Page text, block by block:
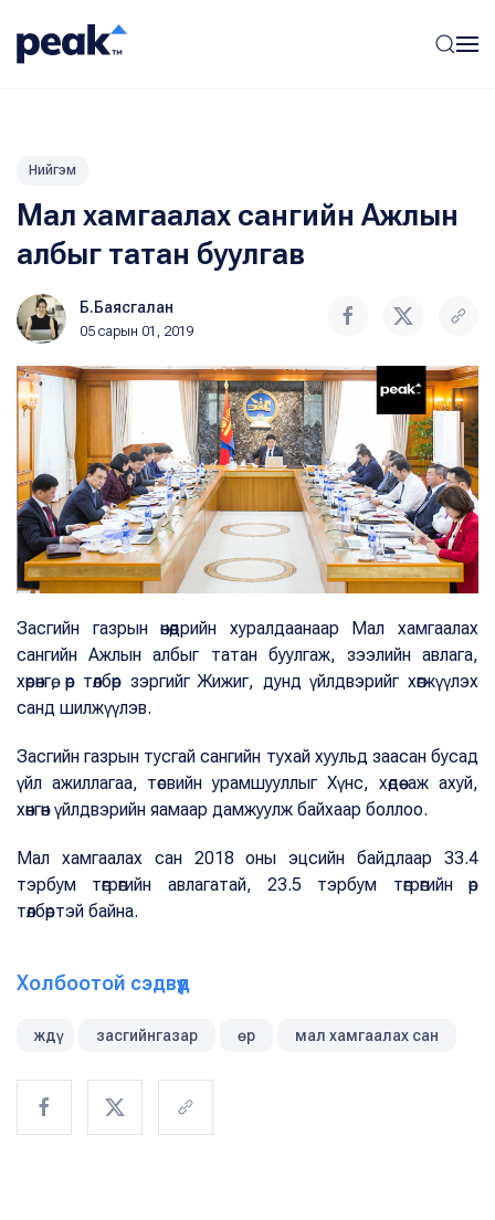
Нийгэм
Мал хамгаалах сангийн Ажлын
албыг татан буулгав
Б.Баясгалан
05 сарын 01, 2019
Засгийн газрын өнөөдрийн хуралдаанаар Мал хамгаалах
сангийн Ажлын албыг татан буулгаж, зээлийн авлага,
хөрөнгө, өр төлбөр зэргийг Жижиг, дунд үйлдвэрийг хөгжүүлэх
санд шилжүүлэв.
Засгийн газрын тусгай сангийн тухай хуульд заасан бусад
үйл ажиллагаа, төсвийн урамшууллыг Хүнс, хөдөө аж ахуй,
хөнгөн үйлдвэрийн яамаар дамжуулж байхаар боллоо.
Мал хамгаалах сан 2018 оны эцсийн байдлаар 33.4
тэрбум төгрөгийн авлагатай, 23.5 тэрбум төгрөгийн өр
төлбөртэй байна.
Холбоотой сэдвүүд
ждү засгийнгазар өр мал хамгаалах сан